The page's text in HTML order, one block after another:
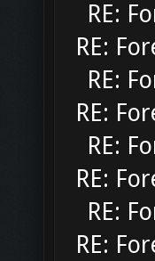
RE:
RE:
RE:
RE:
RE:
RE:
RE:
RE: